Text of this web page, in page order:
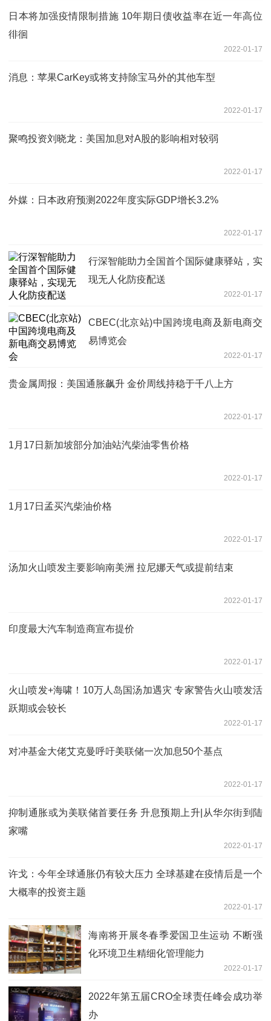
日本将加强疫情限制措施 10年期日债收益率在近一年高位
徘徊
2022-01-17
消息：苹果CarKey或将支持除宝马外的其他车型
2022-01-17
聚鸣投资刘晓龙：美国加息对A股的影响相对较弱
2022-01-17
外媒：日本政府预测2022年度实际GDP增长3.2%
2022-01-17
行深智能助力全国首个国际健康驿站，实
现无人化防疫配送
2022-01-17
CBEC(北京站)中国跨境电商及新电商交
易博览会
2022-01-17
贵金属周报：美国通胀飙升 金价周线持稳于千八上方
2022-01-17
1月17日新加坡部分加油站汽柴油零售价格
2022-01-17
1月17日孟买汽柴油价格
2022-01-17
汤加火山喷发主要影响南美洲 拉尼娜天气或提前结束
2022-01-17
印度最大汽车制造商宣布提价
2022-01-17
火山喷发+海啸！10万人岛国汤加遇灾 专家警告火山喷发活
跃期或会较长
2022-01-17
对冲基金大佬艾克曼呼吁美联储一次加息50个基点
2022-01-17
抑制通胀或为美联储首要任务 升息预期上升|从华尔街到陆
家嘴
2022-01-17
许戈：今年全球通胀仍有较大压力 全球基建在疫情后是一个
大概率的投资主题
2022-01-17
海南将开展冬春季爱国卫生运动 不断强
化环境卫生精细化管理能力
2022-01-17
2022年第五届CRO全球责任峰会成功举
办